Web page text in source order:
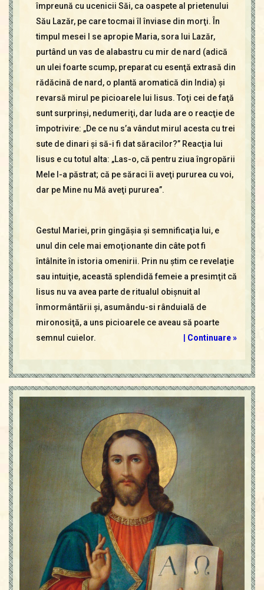
împreună cu ucenicii Săi, ca oaspete al prietenului
Său Lazăr, pe care tocmai îl înviase din morţi. În
timpul mesei I se apropie Maria, sora lui Lazăr,
purtând un vas de alabastru cu mir de nard (adică
un ulei foarte scump, preparat cu esenţă extrasă din
rădăcină de nard, o plantă aromatică din India) şi
revarsă mirul pe picioarele lui Iisus. Toţi cei de faţă
sunt surprinşi, nedumeriţi, dar Iuda are o reacţie de
împotrivire: „De ce nu s’a vândut mirul acesta cu trei
sute de dinari şi să-i fi dat săracilor?” Reacţia lui
Iisus e cu totul alta: „Las-o, că pentru ziua îngropării
Mele l-a păstrat; că pe săraci îi aveţi pururea cu voi,
dar pe Mine nu Mă aveţi pururea”.
Gestul Mariei, prin gingăşia şi semnificaţia lui, e
unul din cele mai emoţionante din câte pot fi
întâlnite în istoria omenirii. Prin nu ştim ce revelaţie
sau intuiţie, această splendidă femeie a presimţit că
Iisus nu va avea parte de ritualul obişnuit al
înmormântării şi, asumându-si rânduială de
mironosiţă, a uns picioarele ce aveau să poarte
semnul cuielor.
| Continuare »